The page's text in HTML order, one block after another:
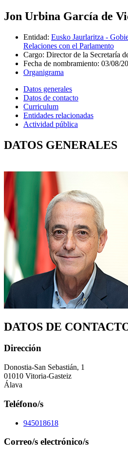
Jon Urbina García de
Entidad: Eusko Jaurlaritza -
Relaciones con el Parlamento
Cargo: Director de la Secretaría
Fecha de nombramiento: 03/08/
Organigrama
Datos generales
Datos de contacto
Curriculum
Entidades relacionadas
Actividad pública
DATOS GENERALES
DATOS DE
Dirección
Donostia-San Sebastián, 1
01010 Vitoria-Gasteiz
Álava
Teléfono/s
945018618
Correo/s electrónico/s